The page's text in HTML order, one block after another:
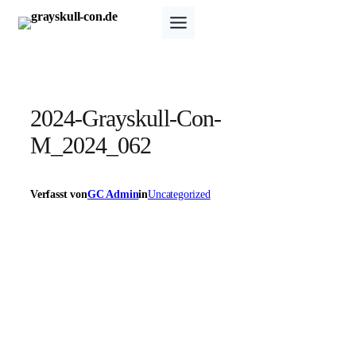
Zum
Inhalt
2024-Grayskull-Con-
M_2024_062
Verfasst vonGC AdmininUncategorized